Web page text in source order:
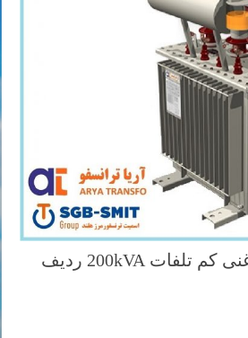
ترانسفورماتور روغنی کم تلفات 200kVA ردیف